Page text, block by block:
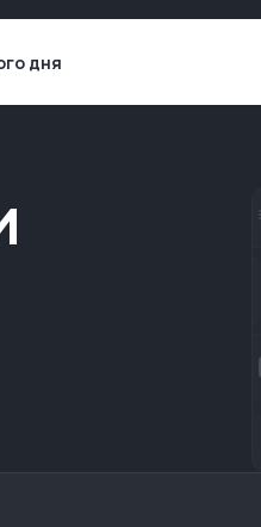
дня